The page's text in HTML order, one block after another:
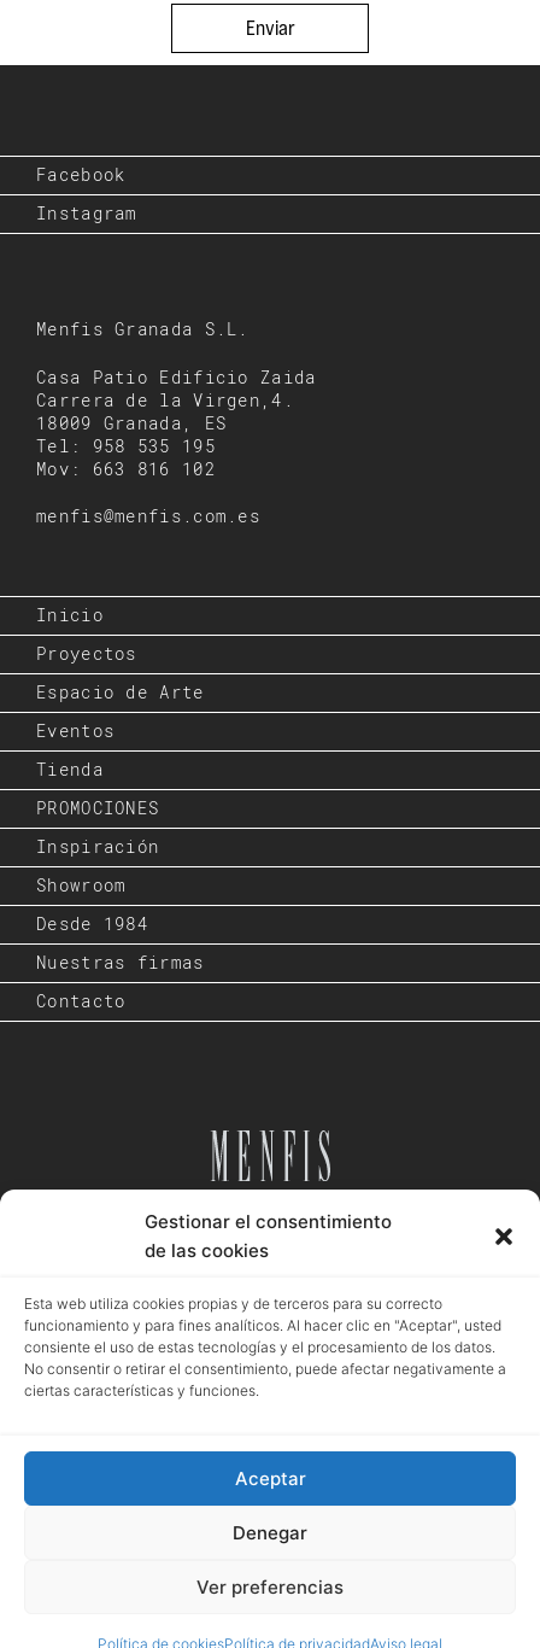
Gestionar el consentimiento
de las cookies
Esta web utiliza cookies propias y de terceros para su correcto
funcionamiento y para fines analíticos. Al hacer clic en "Aceptar", usted
consiente el uso de estas tecnologías y el procesamiento de los datos.
No consentir o retirar el consentimiento, puede afectar negativamente a
ciertas características y funciones.
Aceptar
Denegar
Ver preferencias
Política de cookiesPolítica de privacidadAviso legal
Enviar
Facebook
Instagram
Menfis Granada S.L.
Casa Patio Edificio Zaida
Carrera de la Virgen,4.
18009 Granada, ES
Tel: 958 535 195
Mov: 663 816 102
menfis@menfis.com.es
Inicio
Proyectos
Espacio de Arte
Eventos
Tienda
PROMOCIONES
Inspiración
Showroom
Desde 1984
Nuestras firmas
Contacto
Desde 1984
Aviso legal Política privacidad Política cookies
Registro mercantil de Granada | Menfis Granada Sociedad Limitada | Pza.
Pescadería, 6. Granada | B18043364 | EUID: ES18020.000002976 | Hoja GR-
4250 | Tomo 518 | Folio 93